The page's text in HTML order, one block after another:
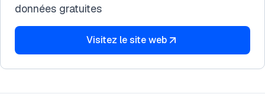
données gratuites
Visitez le site web